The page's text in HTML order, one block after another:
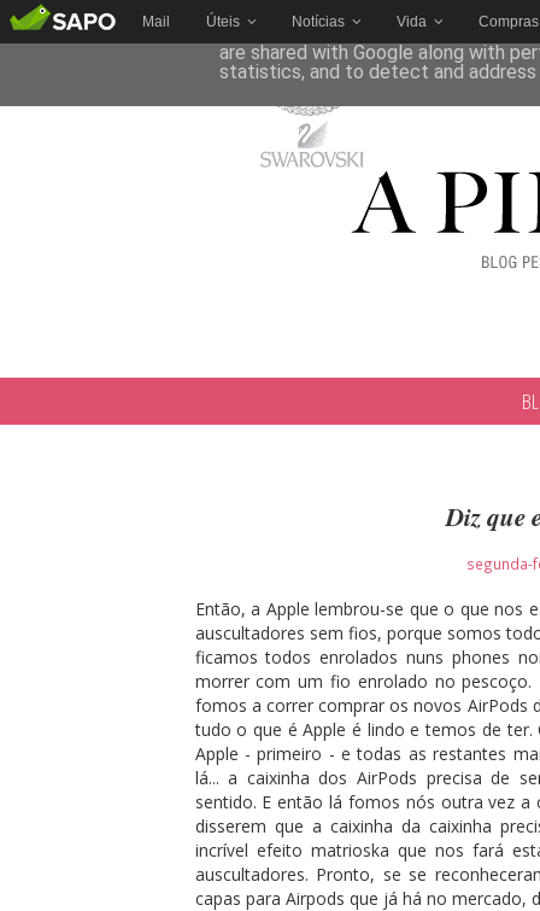
Mail Úteis Notícias Vida Compras
Diz que
segunda-
Então, a Apple lembrou-se que o que
auscultadores sem fios, porque somos
ficamos todos enrolados nuns phones
morrer com um fio enrolado no
fomos a correr comprar os novos AirPods
tudo o que é Apple é lindo e temos de
Apple - primeiro - e todas as restantes
lá... a caixinha dos AirPods precisa de
sentido. E então lá fomos nós outra vez a
disserem que a caixinha da caixinha
incrível efeito matrioska que nos fará
auscultadores. Pronto, se se
capas para Airpods que já há no
This site uses cookies from Google
are shared with Google along with
statistics, and to detect and address